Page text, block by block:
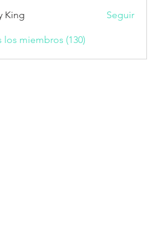
King Seguir
los miembros (130)